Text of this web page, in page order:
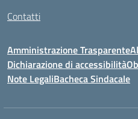
Contatti
Amministrazione Trasparente
Dichiarazione di accessibilità
Note LegaliBacheca Sindacale